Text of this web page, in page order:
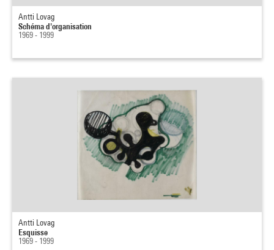
Antti Lovag
Schéma d'organisation
1969 - 1999
Antti Lovag
Esquisse
1969 - 1999